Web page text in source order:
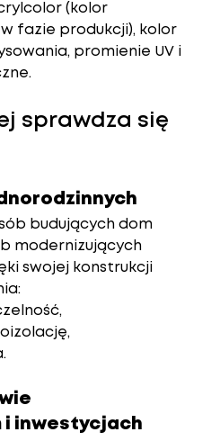
(kolor
fazie produkcji), kolor
promienie UV i
sprawdza się
budujących dom
modernizujących
swojej konstrukcji
i inwestycjach